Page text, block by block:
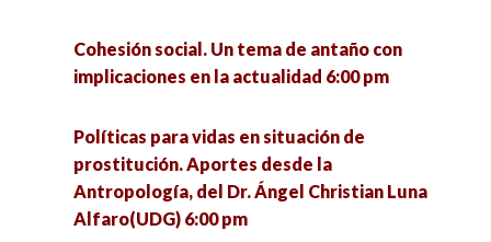
Cohesión social. Un tema de antaño con
implicaciones en la actualidad 6:00 pm
Políticas para vidas en situación de
prostitución. Aportes desde la
Antropología, del Dr. Ángel Christian Luna
Alfaro(UDG) 6:00 pm